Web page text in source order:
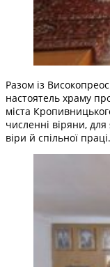
Разом із
настоятель храму
міста
численні віряни,
віри й спільної праці.